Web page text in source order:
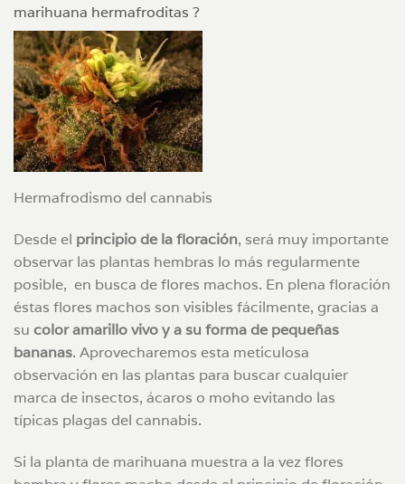
marihuana hermafroditas ?
Hermafrodismo del cannabis
Desde el principio de la floración, será muy importante
observar las plantas hembras lo más regularmente
posible, en busca de flores machos. En plena floración
éstas flores machos son visibles fácilmente, gracias a
su color amarillo vivo y a su forma de pequeñas
bananas. Aprovecharemos esta meticulosa
observación en las plantas para buscar cualquier
marca de insectos, ácaros o moho evitando las
típicas plagas del cannabis.
Si la planta de marihuana muestra a la vez flores